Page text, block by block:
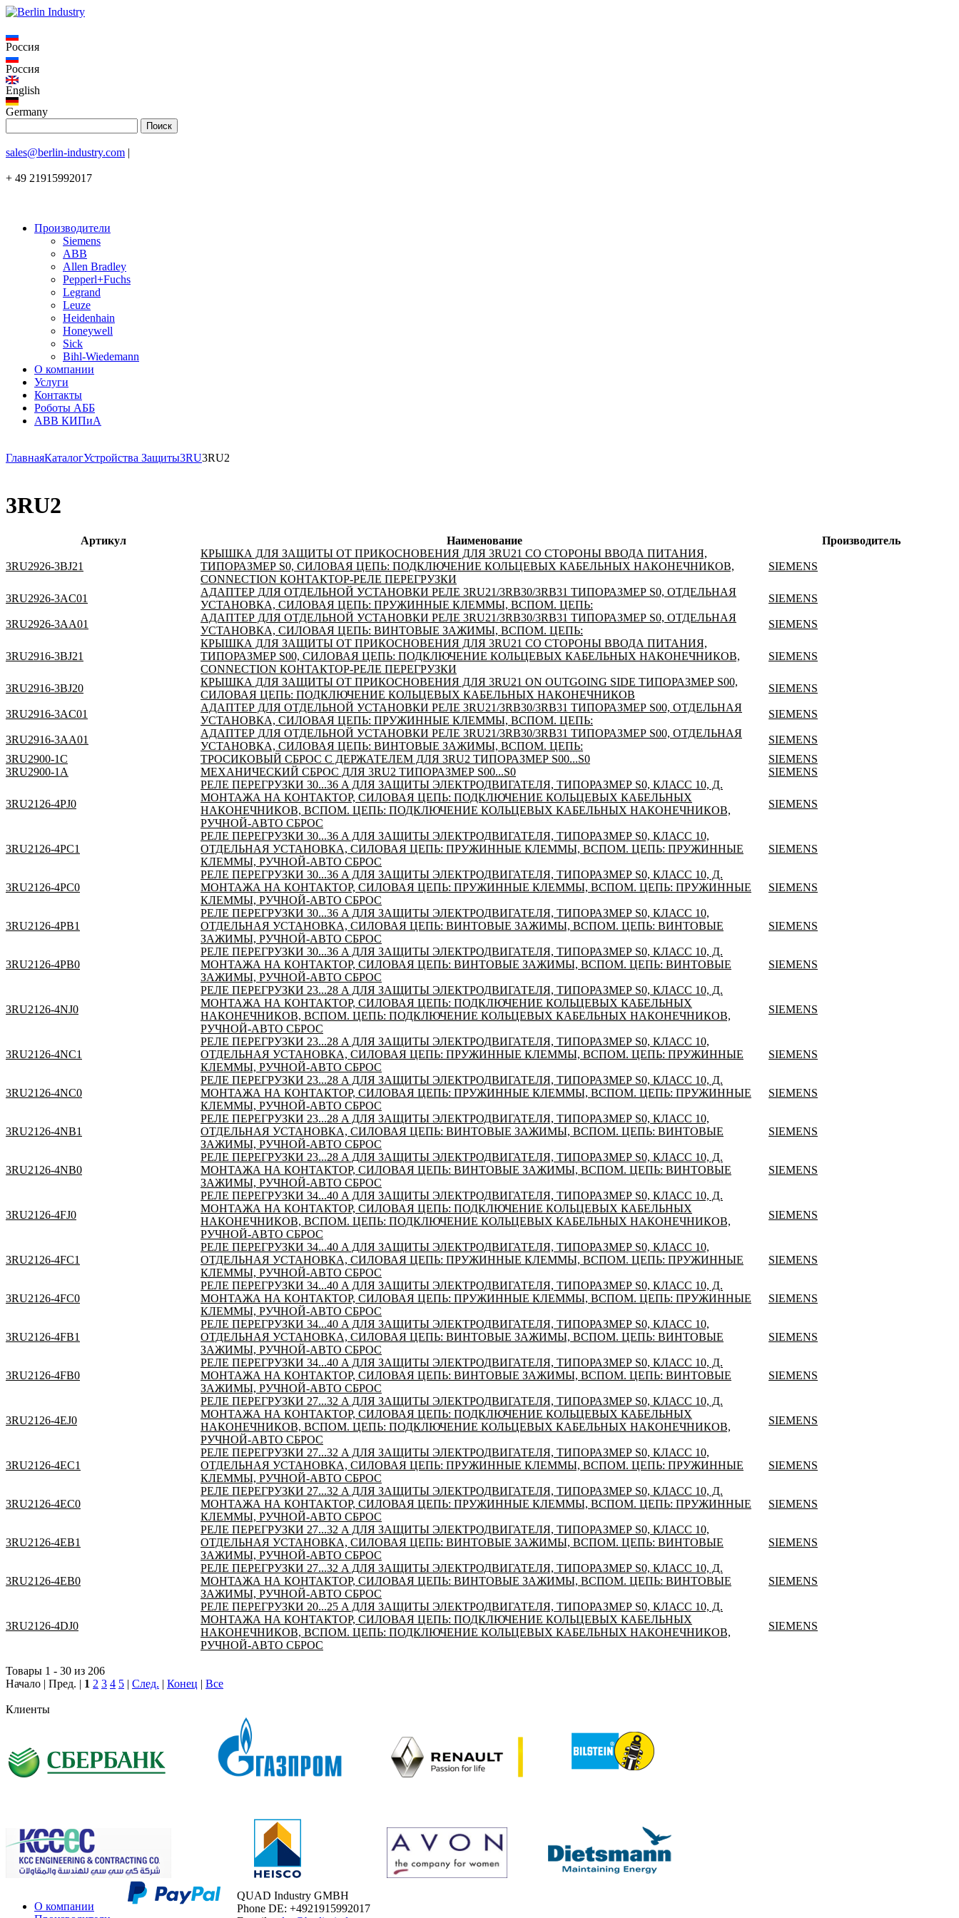
Россия
Россия
English
Germany
sales@berlin-industry.com |
+ 49 21915992017
Производители
Siemens
ABB
Allen Bradley
Pepperl+Fuchs
Legrand
Leuze
Heidenhain
Honeywell
Sick
Bihl-Wiedemann
О компании
Услуги
Контакты
Роботы АББ
ABB КИПиА
ГлавнаяКаталогУстройства Защиты3RU3RU2
3RU2
Артикул Наименование Производитель
3RU2926-3BJ21
КРЫШКА ДЛЯ ЗАЩИТЫ ОТ ПРИКОСНОВЕНИЯ ДЛЯ 3RU21 СО СТОРОНЫ ВВОДА ПИТАНИЯ,
ТИПОРАЗМЕР S0, СИЛОВАЯ ЦЕПЬ: ПОДКЛЮЧЕНИЕ КОЛЬЦЕВЫХ КАБЕЛЬНЫХ НАКОНЕЧНИКОВ,
CONNECTION КОНТАКТОР-РЕЛЕ ПЕРЕГРУЗКИ
SIEMENS
3RU2926-3AC01
АДАПТЕР ДЛЯ ОТДЕЛЬНОЙ УСТАНОВКИ РЕЛЕ 3RU21/3RB30/3RB31 ТИПОРАЗМЕР S0, ОТДЕЛЬНАЯ
УСТАНОВКА, СИЛОВАЯ ЦЕПЬ: ПРУЖИННЫЕ КЛЕММЫ, ВСПОМ. ЦЕПЬ:
SIEMENS
3RU2926-3AA01
АДАПТЕР ДЛЯ ОТДЕЛЬНОЙ УСТАНОВКИ РЕЛЕ 3RU21/3RB30/3RB31 ТИПОРАЗМЕР S0, ОТДЕЛЬНАЯ
УСТАНОВКА, СИЛОВАЯ ЦЕПЬ: ВИНТОВЫЕ ЗАЖИМЫ, ВСПОМ. ЦЕПЬ:
SIEMENS
3RU2916-3BJ21
КРЫШКА ДЛЯ ЗАЩИТЫ ОТ ПРИКОСНОВЕНИЯ ДЛЯ 3RU21 СО СТОРОНЫ ВВОДА ПИТАНИЯ,
ТИПОРАЗМЕР S00, СИЛОВАЯ ЦЕПЬ: ПОДКЛЮЧЕНИЕ КОЛЬЦЕВЫХ КАБЕЛЬНЫХ НАКОНЕЧНИКОВ,
CONNECTION КОНТАКТОР-РЕЛЕ ПЕРЕГРУЗКИ
SIEMENS
3RU2916-3BJ20
КРЫШКА ДЛЯ ЗАЩИТЫ ОТ ПРИКОСНОВЕНИЯ ДЛЯ 3RU21 ON OUTGOING SIDE ТИПОРАЗМЕР S00,
СИЛОВАЯ ЦЕПЬ: ПОДКЛЮЧЕНИЕ КОЛЬЦЕВЫХ КАБЕЛЬНЫХ НАКОНЕЧНИКОВ
SIEMENS
3RU2916-3AC01
АДАПТЕР ДЛЯ ОТДЕЛЬНОЙ УСТАНОВКИ РЕЛЕ 3RU21/3RB30/3RB31 ТИПОРАЗМЕР S00, ОТДЕЛЬНАЯ
УСТАНОВКА, СИЛОВАЯ ЦЕПЬ: ПРУЖИННЫЕ КЛЕММЫ, ВСПОМ. ЦЕПЬ:
SIEMENS
3RU2916-3AA01
АДАПТЕР ДЛЯ ОТДЕЛЬНОЙ УСТАНОВКИ РЕЛЕ 3RU21/3RB30/3RB31 ТИПОРАЗМЕР S00, ОТДЕЛЬНАЯ
УСТАНОВКА, СИЛОВАЯ ЦЕПЬ: ВИНТОВЫЕ ЗАЖИМЫ, ВСПОМ. ЦЕПЬ:
SIEMENS
3RU2900-1C
ТРОСИКОВЫЙ СБРОС С ДЕРЖАТЕЛЕМ ДЛЯ 3RU2 ТИПОРАЗМЕР S00...S0
SIEMENS
3RU2900-1A
МЕХАНИЧЕСКИЙ СБРОС ДЛЯ 3RU2 ТИПОРАЗМЕР S00...S0 SIEMENS
3RU2126-4PJ0
РЕЛЕ ПЕРЕГРУЗКИ 30...36 A ДЛЯ ЗАЩИТЫ ЭЛЕКТРОДВИГАТЕЛЯ, ТИПОРАЗМЕР S0, КЛАСС 10, Д.
МОНТАЖА НА КОНТАКТОР, СИЛОВАЯ ЦЕПЬ: ПОДКЛЮЧЕНИЕ КОЛЬЦЕВЫХ КАБЕЛЬНЫХ
НАКОНЕЧНИКОВ, ВСПОМ. ЦЕПЬ: ПОДКЛЮЧЕНИЕ КОЛЬЦЕВЫХ КАБЕЛЬНЫХ НАКОНЕЧНИКОВ,
РУЧНОЙ-АВТО СБРОС
SIEMENS
3RU2126-4PC1
РЕЛЕ ПЕРЕГРУЗКИ 30...36 A ДЛЯ ЗАЩИТЫ ЭЛЕКТРОДВИГАТЕЛЯ, ТИПОРАЗМЕР S0, КЛАСС 10,
ОТДЕЛЬНАЯ УСТАНОВКА, СИЛОВАЯ ЦЕПЬ: ПРУЖИННЫЕ КЛЕММЫ, ВСПОМ. ЦЕПЬ: ПРУЖИННЫЕ
КЛЕММЫ, РУЧНОЙ-АВТО СБРОС
SIEMENS
3RU2126-4PC0
РЕЛЕ ПЕРЕГРУЗКИ 30...36 A ДЛЯ ЗАЩИТЫ ЭЛЕКТРОДВИГАТЕЛЯ, ТИПОРАЗМЕР S0, КЛАСС 10, Д.
МОНТАЖА НА КОНТАКТОР, СИЛОВАЯ ЦЕПЬ: ПРУЖИННЫЕ КЛЕММЫ, ВСПОМ. ЦЕПЬ: ПРУЖИННЫЕ
КЛЕММЫ, РУЧНОЙ-АВТО СБРОС
SIEMENS
3RU2126-4PB1
РЕЛЕ ПЕРЕГРУЗКИ 30...36 A ДЛЯ ЗАЩИТЫ ЭЛЕКТРОДВИГАТЕЛЯ, ТИПОРАЗМЕР S0, КЛАСС 10,
ОТДЕЛЬНАЯ УСТАНОВКА, СИЛОВАЯ ЦЕПЬ: ВИНТОВЫЕ ЗАЖИМЫ, ВСПОМ. ЦЕПЬ: ВИНТОВЫЕ
ЗАЖИМЫ, РУЧНОЙ-АВТО СБРОС
SIEMENS
3RU2126-4PB0
РЕЛЕ ПЕРЕГРУЗКИ 30...36 A ДЛЯ ЗАЩИТЫ ЭЛЕКТРОДВИГАТЕЛЯ, ТИПОРАЗМЕР S0, КЛАСС 10, Д.
МОНТАЖА НА КОНТАКТОР, СИЛОВАЯ ЦЕПЬ: ВИНТОВЫЕ ЗАЖИМЫ, ВСПОМ. ЦЕПЬ: ВИНТОВЫЕ
ЗАЖИМЫ, РУЧНОЙ-АВТО СБРОС
SIEMENS
3RU2126-4NJ0
РЕЛЕ ПЕРЕГРУЗКИ 23...28 A ДЛЯ ЗАЩИТЫ ЭЛЕКТРОДВИГАТЕЛЯ, ТИПОРАЗМЕР S0, КЛАСС 10, Д.
МОНТАЖА НА КОНТАКТОР, СИЛОВАЯ ЦЕПЬ: ПОДКЛЮЧЕНИЕ КОЛЬЦЕВЫХ КАБЕЛЬНЫХ
НАКОНЕЧНИКОВ, ВСПОМ. ЦЕПЬ: ПОДКЛЮЧЕНИЕ КОЛЬЦЕВЫХ КАБЕЛЬНЫХ НАКОНЕЧНИКОВ,
РУЧНОЙ-АВТО СБРОС
SIEMENS
3RU2126-4NC1
РЕЛЕ ПЕРЕГРУЗКИ 23...28 A ДЛЯ ЗАЩИТЫ ЭЛЕКТРОДВИГАТЕЛЯ, ТИПОРАЗМЕР S0, КЛАСС 10,
ОТДЕЛЬНАЯ УСТАНОВКА, СИЛОВАЯ ЦЕПЬ: ПРУЖИННЫЕ КЛЕММЫ, ВСПОМ. ЦЕПЬ: ПРУЖИННЫЕ
КЛЕММЫ, РУЧНОЙ-АВТО СБРОС
SIEMENS
3RU2126-4NC0
РЕЛЕ ПЕРЕГРУЗКИ 23...28 A ДЛЯ ЗАЩИТЫ ЭЛЕКТРОДВИГАТЕЛЯ, ТИПОРАЗМЕР S0, КЛАСС 10, Д.
МОНТАЖА НА КОНТАКТОР, СИЛОВАЯ ЦЕПЬ: ПРУЖИННЫЕ КЛЕММЫ, ВСПОМ. ЦЕПЬ: ПРУЖИННЫЕ
КЛЕММЫ, РУЧНОЙ-АВТО СБРОС
SIEMENS
3RU2126-4NB1
РЕЛЕ ПЕРЕГРУЗКИ 23...28 A ДЛЯ ЗАЩИТЫ ЭЛЕКТРОДВИГАТЕЛЯ, ТИПОРАЗМЕР S0, КЛАСС 10,
ОТДЕЛЬНАЯ УСТАНОВКА, СИЛОВАЯ ЦЕПЬ: ВИНТОВЫЕ ЗАЖИМЫ, ВСПОМ. ЦЕПЬ: ВИНТОВЫЕ
ЗАЖИМЫ, РУЧНОЙ-АВТО СБРОС
SIEMENS
3RU2126-4NB0
РЕЛЕ ПЕРЕГРУЗКИ 23...28 A ДЛЯ ЗАЩИТЫ ЭЛЕКТРОДВИГАТЕЛЯ, ТИПОРАЗМЕР S0, КЛАСС 10, Д.
МОНТАЖА НА КОНТАКТОР, СИЛОВАЯ ЦЕПЬ: ВИНТОВЫЕ ЗАЖИМЫ, ВСПОМ. ЦЕПЬ: ВИНТОВЫЕ
ЗАЖИМЫ, РУЧНОЙ-АВТО СБРОС
SIEMENS
3RU2126-4FJ0
РЕЛЕ ПЕРЕГРУЗКИ 34...40 A ДЛЯ ЗАЩИТЫ ЭЛЕКТРОДВИГАТЕЛЯ, ТИПОРАЗМЕР S0, КЛАСС 10, Д.
МОНТАЖА НА КОНТАКТОР, СИЛОВАЯ ЦЕПЬ: ПОДКЛЮЧЕНИЕ КОЛЬЦЕВЫХ КАБЕЛЬНЫХ
НАКОНЕЧНИКОВ, ВСПОМ. ЦЕПЬ: ПОДКЛЮЧЕНИЕ КОЛЬЦЕВЫХ КАБЕЛЬНЫХ НАКОНЕЧНИКОВ,
РУЧНОЙ-АВТО СБРОС
SIEMENS
3RU2126-4FC1
РЕЛЕ ПЕРЕГРУЗКИ 34...40 A ДЛЯ ЗАЩИТЫ ЭЛЕКТРОДВИГАТЕЛЯ, ТИПОРАЗМЕР S0, КЛАСС 10,
ОТДЕЛЬНАЯ УСТАНОВКА, СИЛОВАЯ ЦЕПЬ: ПРУЖИННЫЕ КЛЕММЫ, ВСПОМ. ЦЕПЬ: ПРУЖИННЫЕ
КЛЕММЫ, РУЧНОЙ-АВТО СБРОС
SIEMENS
3RU2126-4FC0
РЕЛЕ ПЕРЕГРУЗКИ 34...40 A ДЛЯ ЗАЩИТЫ ЭЛЕКТРОДВИГАТЕЛЯ, ТИПОРАЗМЕР S0, КЛАСС 10, Д.
МОНТАЖА НА КОНТАКТОР, СИЛОВАЯ ЦЕПЬ: ПРУЖИННЫЕ КЛЕММЫ, ВСПОМ. ЦЕПЬ: ПРУЖИННЫЕ
КЛЕММЫ, РУЧНОЙ-АВТО СБРОС
SIEMENS
3RU2126-4FB1
РЕЛЕ ПЕРЕГРУЗКИ 34...40 A ДЛЯ ЗАЩИТЫ ЭЛЕКТРОДВИГАТЕЛЯ, ТИПОРАЗМЕР S0, КЛАСС 10,
ОТДЕЛЬНАЯ УСТАНОВКА, СИЛОВАЯ ЦЕПЬ: ВИНТОВЫЕ ЗАЖИМЫ, ВСПОМ. ЦЕПЬ: ВИНТОВЫЕ
ЗАЖИМЫ, РУЧНОЙ-АВТО СБРОС
SIEMENS
3RU2126-4FB0
РЕЛЕ ПЕРЕГРУЗКИ 34...40 A ДЛЯ ЗАЩИТЫ ЭЛЕКТРОДВИГАТЕЛЯ, ТИПОРАЗМЕР S0, КЛАСС 10, Д.
МОНТАЖА НА КОНТАКТОР, СИЛОВАЯ ЦЕПЬ: ВИНТОВЫЕ ЗАЖИМЫ, ВСПОМ. ЦЕПЬ: ВИНТОВЫЕ
ЗАЖИМЫ, РУЧНОЙ-АВТО СБРОС
SIEMENS
3RU2126-4EJ0
РЕЛЕ ПЕРЕГРУЗКИ 27...32 A ДЛЯ ЗАЩИТЫ ЭЛЕКТРОДВИГАТЕЛЯ, ТИПОРАЗМЕР S0, КЛАСС 10, Д.
МОНТАЖА НА КОНТАКТОР, СИЛОВАЯ ЦЕПЬ: ПОДКЛЮЧЕНИЕ КОЛЬЦЕВЫХ КАБЕЛЬНЫХ
НАКОНЕЧНИКОВ, ВСПОМ. ЦЕПЬ: ПОДКЛЮЧЕНИЕ КОЛЬЦЕВЫХ КАБЕЛЬНЫХ НАКОНЕЧНИКОВ,
РУЧНОЙ-АВТО СБРОС
SIEMENS
3RU2126-4EC1
РЕЛЕ ПЕРЕГРУЗКИ 27...32 A ДЛЯ ЗАЩИТЫ ЭЛЕКТРОДВИГАТЕЛЯ, ТИПОРАЗМЕР S0, КЛАСС 10,
ОТДЕЛЬНАЯ УСТАНОВКА, СИЛОВАЯ ЦЕПЬ: ПРУЖИННЫЕ КЛЕММЫ, ВСПОМ. ЦЕПЬ: ПРУЖИННЫЕ
КЛЕММЫ, РУЧНОЙ-АВТО СБРОС
SIEMENS
3RU2126-4EC0
РЕЛЕ ПЕРЕГРУЗКИ 27...32 A ДЛЯ ЗАЩИТЫ ЭЛЕКТРОДВИГАТЕЛЯ, ТИПОРАЗМЕР S0, КЛАСС 10, Д.
МОНТАЖА НА КОНТАКТОР, СИЛОВАЯ ЦЕПЬ: ПРУЖИННЫЕ КЛЕММЫ, ВСПОМ. ЦЕПЬ: ПРУЖИННЫЕ
КЛЕММЫ, РУЧНОЙ-АВТО СБРОС
SIEMENS
3RU2126-4EB1
РЕЛЕ ПЕРЕГРУЗКИ 27...32 A ДЛЯ ЗАЩИТЫ ЭЛЕКТРОДВИГАТЕЛЯ, ТИПОРАЗМЕР S0, КЛАСС 10,
ОТДЕЛЬНАЯ УСТАНОВКА, СИЛОВАЯ ЦЕПЬ: ВИНТОВЫЕ ЗАЖИМЫ, ВСПОМ. ЦЕПЬ: ВИНТОВЫЕ
ЗАЖИМЫ, РУЧНОЙ-АВТО СБРОС
SIEMENS
3RU2126-4EB0
РЕЛЕ ПЕРЕГРУЗКИ 27...32 A ДЛЯ ЗАЩИТЫ ЭЛЕКТРОДВИГАТЕЛЯ, ТИПОРАЗМЕР S0, КЛАСС 10, Д.
МОНТАЖА НА КОНТАКТОР, СИЛОВАЯ ЦЕПЬ: ВИНТОВЫЕ ЗАЖИМЫ, ВСПОМ. ЦЕПЬ: ВИНТОВЫЕ
ЗАЖИМЫ, РУЧНОЙ-АВТО СБРОС
SIEMENS
3RU2126-4DJ0
РЕЛЕ ПЕРЕГРУЗКИ 20...25 A ДЛЯ ЗАЩИТЫ ЭЛЕКТРОДВИГАТЕЛЯ, ТИПОРАЗМЕР S0, КЛАСС 10, Д.
МОНТАЖА НА КОНТАКТОР, СИЛОВАЯ ЦЕПЬ: ПОДКЛЮЧЕНИЕ КОЛЬЦЕВЫХ КАБЕЛЬНЫХ
НАКОНЕЧНИКОВ, ВСПОМ. ЦЕПЬ: ПОДКЛЮЧЕНИЕ КОЛЬЦЕВЫХ КАБЕЛЬНЫХ НАКОНЕЧНИКОВ,
РУЧНОЙ-АВТО СБРОС
SIEMENS
Товары 1 - 30 из 206
Начало | Пред. | 1 2 3 4 5 | След. | Конец | Все
Клиенты
О компании
QUAD Industry GMBH
Phone DE: +4921915992017